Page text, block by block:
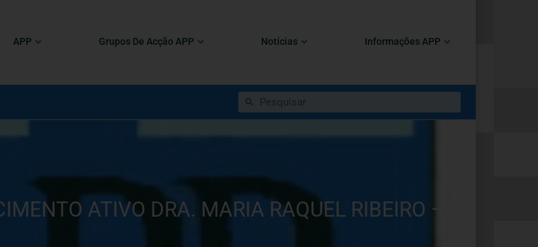
APP Grupos De Acção APP Notícias Informações APP
ATIVO DRA. MARIA RAQUEL RIBEIRO –